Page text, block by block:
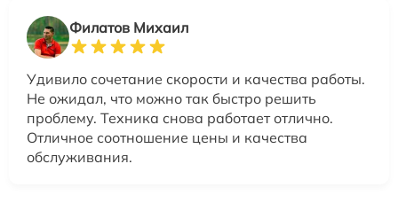
Филатов Михаил
Удивило сочетание скорости и качества работы.
Не ожидал, что можно так быстро решить
проблему. Техника снова работает отлично.
Отличное соотношение цены и качества
обслуживания.